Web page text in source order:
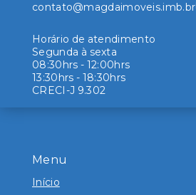
Menu
Início
contato@magdaimoveis.imb.br
Horário de atendimento
Segunda à sexta
08:30hrs - 12:00hrs
13:30hrs - 18:30hrs
CRECI-J 9.302